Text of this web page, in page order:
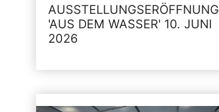
AUSSTELLUNGSERÖFFNUNG
'AUS DEM WASSER' 10. JUNI
2026